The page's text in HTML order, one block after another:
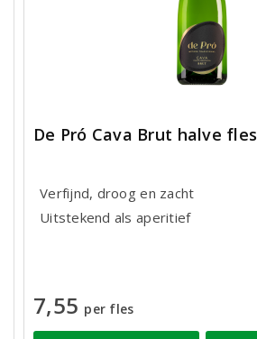
De Pró Cava Brut halve fles
Verfijnd, droog en zacht
Uitstekend als aperitief
7,55 per fles